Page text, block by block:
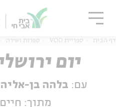
אנגלית
דף הבית ספריית VOD ספרות ושירה
יום
עם: בלהה בן-
מתוך:
סגור